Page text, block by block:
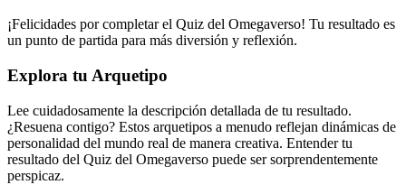
¡Felicidades por completar el Quiz del Omegaverso! Tu resultado es
un punto de partida para más diversión y reflexión.
Explora tu Arquetipo
Lee cuidadosamente la descripción detallada de tu resultado.
¿Resuena contigo? Estos arquetipos a menudo reflejan dinámicas de
personalidad del mundo real de manera creativa. Entender tu
resultado del Quiz del Omegaverso puede ser sorprendentemente
perspicaz.